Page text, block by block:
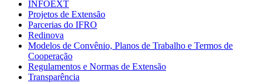
INFOEXT
Projetos de Extensão
Parcerias do IFRO
Redinova
Modelos de Convênio, Planos de Trabalho e Termos de
Cooperação
Regulamentos e Normas de Extensão
Transparência